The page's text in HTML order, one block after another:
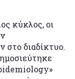
κύκλος, οι
στο διαδίκτυο.